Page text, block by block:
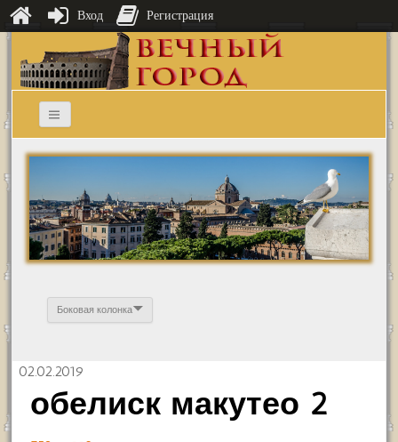
Боковая колонка
02.02.2019
обелиск макутео 2
Вход Регистрация